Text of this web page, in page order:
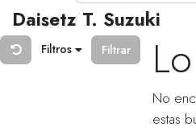
Daisetz T. Suzuki
Filtros Filtrar
No
estas